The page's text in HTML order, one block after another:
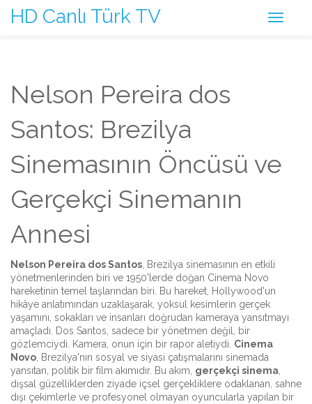
HD Canlı Türk TV
Nelson Pereira dos
Santos: Brezilya
Sinemasının Öncüsü ve
Gerçekçi Sinemanın
Annesi
Nelson Pereira dos Santos Brezilya sinemasının en etkili
yönetmenlerinden biri ve 1950'lerde doğan Cinema Novo
hareketinin temel taşlarından biri . Bu hareket, Hollywood'un
hikâye anlatımından uzaklaşarak, yoksul kesimlerin gerçek
yaşamını, sokakları ve insanları doğrudan kameraya yansıtmayı
amaçladı.
Dos Santos, sadece bir yönetmen değil, bir
gözlemciydi. Kamera, onun için bir rapor aletiydi. Cinema
Novo Brezilya'nın sosyal ve siyasi çatışmalarını sinemada
yansıtan, politik bir film akımıdır. Bu akım, gerçekçi sinema
dışsal güzelliklerden ziyade içsel gerçekliklere odaklanan, sahne
dışı çekimlerle ve profesyonel olmayan oyuncularla yapılan bir